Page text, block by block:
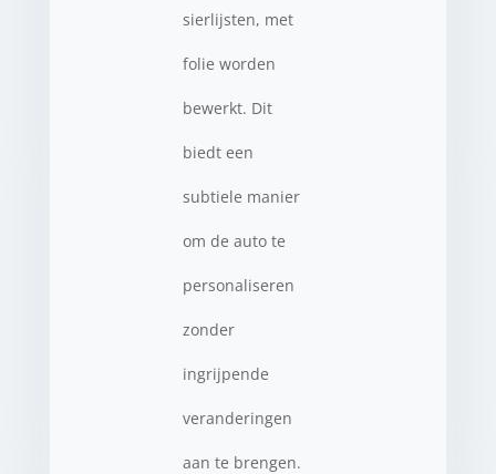
sierlijsten, met
folie worden
bewerkt. Dit
biedt een
subtiele manier
om de auto te
personaliseren
zonder
ingrijpende
veranderingen
aan te brengen.